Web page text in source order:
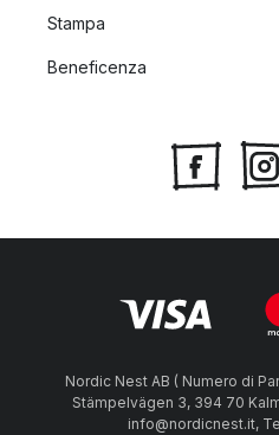
Stampa
Beneficenza
Nordic Nest AB ( Numero di
Stämpelvägen 3, 394 70
info@nordicnest.it,